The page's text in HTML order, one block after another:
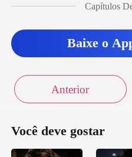
seu tio
Capítulos
Baixe o
Anterior
Você deve gostar